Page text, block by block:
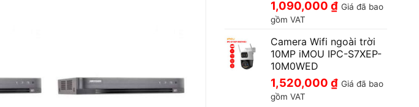
1,090,000 ₫ Giá đã bao
gồm VAT
Camera Wifi ngoài trời
10MP iMOU IPC-S7XEP-
10M0WED
1,520,000 ₫ Giá đã bao
gồm VAT